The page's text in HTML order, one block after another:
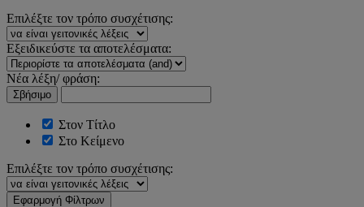
Επιλέξτε τον τρόπο συσχέτισης:
Εξειδικεύστε τα αποτελέσματα:
Νέα λέξη/ φράση:
Σβήσιμο
Στον Τίτλο
Στο Κείμενο
Επιλέξτε τον τρόπο συσχέτισης:
Εφαρμογή Φίλτρων